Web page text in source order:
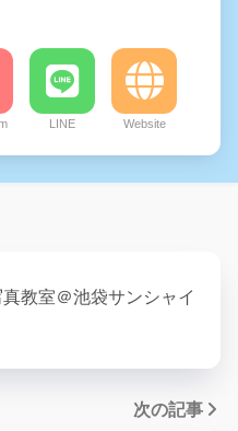
LINE Website
教室＠池袋サンシャイ
次の記事